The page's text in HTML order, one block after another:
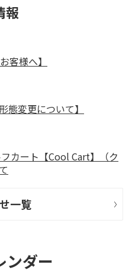
報
客様へ】
態変更について】
カート【Cool Cart】（ク
一覧
ンダー